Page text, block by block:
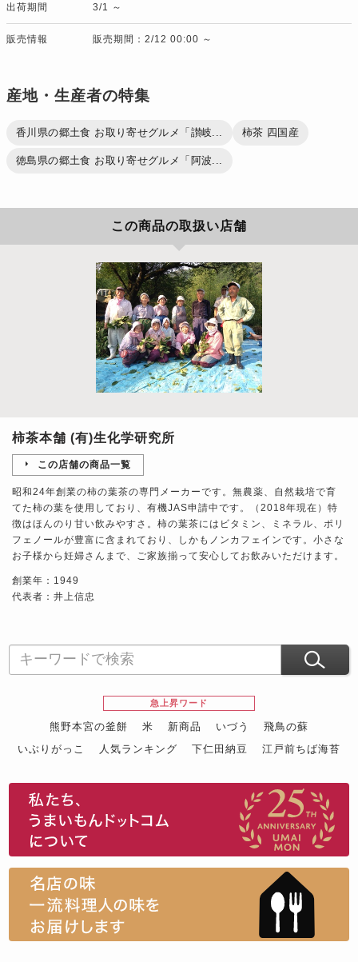
出荷期間 3/1 ～
販売情報 販売期間：2/12 00:00 ～
産地・生産者の特集
香川県の郷土食 お取り寄せグルメ「讃岐... 柿茶 四国産
徳島県の郷土食 お取り寄せグルメ「阿波...
この商品の取扱い店舗
柿茶本舗 (有)生化学研究所
この店舗の商品一覧
昭和24年創業の柿の葉茶の専門メーカーです。無農薬、自然栽培で育
てた柿の葉を使用しており、有機JAS申請中です。（2018年現在）特
徴はほんのり甘い飲みやすさ。柿の葉茶にはビタミン、ミネラル、ポリ
フェノールが豊富に含まれており、しかもノンカフェインです。小さな
お子様から妊婦さんまで、ご家族揃って安心してお飲みいただけます。
創業年：1949
代表者：井上信忠
急上昇ワード
熊野本宮の釜餅 米 新商品 いづう
飛鳥の蘇
いぶりがっこ
人気ランキング 下仁田納豆
江戸前ちば海苔